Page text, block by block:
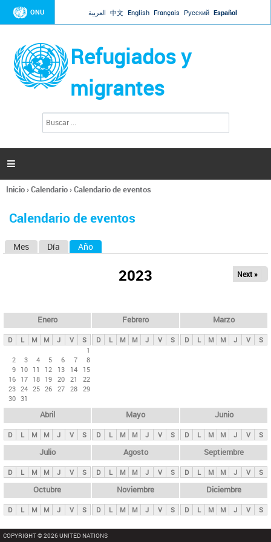
Jump to navigation
ONU العربية 中文 English Français Русский Español
Refugiados y
migrantes
l
d
s

Se
usted
Inicio›Calendario›Calendario de eventos
Calendario de eventos
s
p
n
c
i
p
l
e
s
Mes Día Año
2023 Next »
Enero
D L M M J V
S
1
2
3 4 5 6 7
8
9 10 11 12 13 14
15
16 17 18 19 20 21
22
23 24 25 26 27 28 29
30 31
Febrero
D L M M J V S
Marzo
D L M M J V S
Abril
D L M M J V S
Mayo
D L M M J V S
Junio
D L M M J V S
Julio
D L M M J V S
Agosto
D L M M J V S
Septiembre
D L M M J V S
Octubre
D L M M J V S
Noviembre
D L M M J V S
Diciembre
D L M M J V S
COPYRIGHT © 2026 UNITED NATIONS